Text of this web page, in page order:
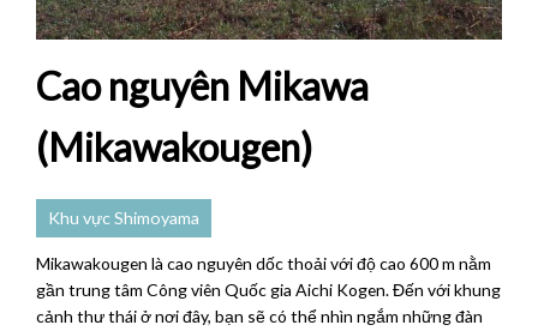
Cao nguyên Mikawa
(Mikawakougen)
Khu vực Shimoyama
Mikawakougen là cao nguyên dốc thoải với độ cao 600 m nằm
gần trung tâm Công viên Quốc gia Aichi Kogen. Đến với khung
cảnh thư thái ở nơi đây, bạn sẽ có thể nhìn ngắm những đàn